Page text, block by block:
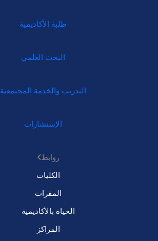
طلبة الأكاديمية
البحث العلمي
التدريب والخدمة المجتمعية
الإستشارات
روابط
الكليات
المقرات
الحياة بالأكاديمية
المراكز